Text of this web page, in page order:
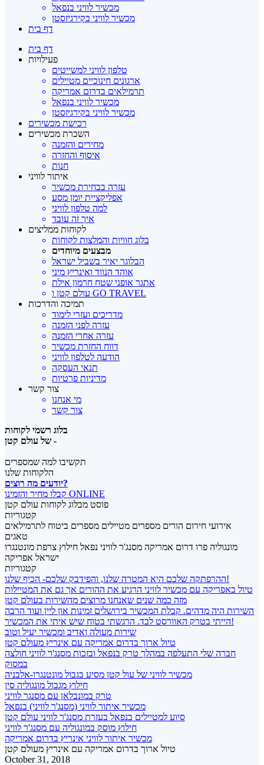
מכשיר לוויני בנפאל
מכשיר לוויני בקירגיזסטן
דף בית
דף בית
פעילויות
טלפון לוויני למשייטים
ארגונים חינוכיים מטיילים
תרמילאים בדרום אמריקה
מכשיר לוויני בנפאל
מכשיר לוויני בקירגיזסטן
רכישת מכשירים
השכרת מכשירים
מחירים והזמנה
איסוף והחזרה
חנות
איתור לוויני
עזרה בבחירת מכשיר
אפליקציית יומן מסע
למה טלפון לוויני
איך זה עובד
לקוחות ממליצים
בלוג חוויות והמלצות לקוחות
מבצעים מיוחדים
הבלוגר יאיר בשביל ישראל
אוהד הנווד ואינריץ מיני
אתגר אופני שטח חרמון אילת
עולם קטן ו GO TRAVEL
תמיכה והדרכות
מדריכים ועזרי לימוד
עזרה לפני הזמנה
עזרה אחרי הזמנה
דווח החזרת מכשיר
הודעה לטלפון לוויני
תנאי העסקה
מדיניות פרטיות
צור קשר
מי אנחנו
צור קשר
בלוג רשמי לקוחות
של עולם קטן -
תקשיבו למה שמספרים
הלקוחות שלנו
יודעים מה רוצים?
קבלו מחיר והזמינו ONLINE
פוסט מבלוג לקוחות עולם קטן
קטגוריות
אירועי חירום הורים מספרים מטיילים מספרים ביטוח לתרמילאים
טאגים
מונגוליה פרו דרום אמריקה מסנג'ר לוויני נפאל חילוץ צרפת מונטנגרו
ישראל אפריקה
קטגוריות
ההרפתקה שלכם היא המטרה שלנו, והפידבק שלכם- הכיף שלנו!
טיול באפריקה עם מכשיר לוויני הרגיע את ההורים אך גם את המטיילות
מזה כמה שנים שאנחנו מרוצים מהשירות בעולם קטן
השירות היה מדהים. קבלת המכשיר בירושלים זמינות און ליין ועוד הרבה
הייתי בטרק האוורסט לבד. הרגשתי בטוח שיש איתי את המכשיר!
שירות מעולה ואדיב ומכשיר יעיל וטוב
טיול ארוך בדרום אמריקה עם אינריץ מעולם קטן
חברה שלי התעלפה במהלך טרק בנפאל ובזכות מסנג'ר לוויני חולצה
במסוק
מכשיר לוויני של עול קטן מסיע בגבול מונטנגרו-אלבניה
חילוץ מגבול מונגוליה סין
טרק במונבלאן עם מסנגר לוויני
מכשיר איתור לוויני (מסנג'ר לוויני) בנפאל
סיוע למטיילים בנפאל בעזרת מסנג'ר לוויני עולם קטן
חילוץ מוסק במונגוליה עם מסנג'ר לוויני
מכשיר איתור לוויני אינריץ בדרום אמריקה
טיול ארוך בדרום אמריקה עם אינריץ מעולם קטן
October 31, 2018